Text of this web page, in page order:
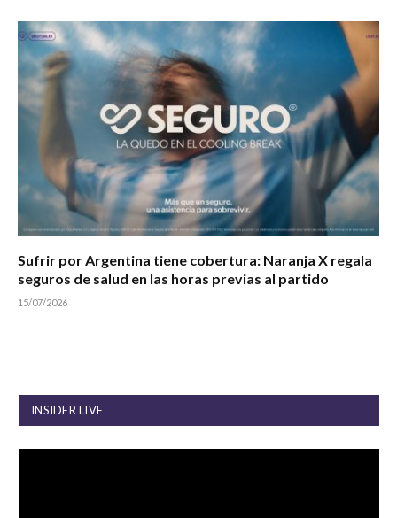
Sufrir por Argentina tiene cobertura: Naranja X regala
seguros de salud en las horas previas al partido
15/07/2026
INSIDER LIVE